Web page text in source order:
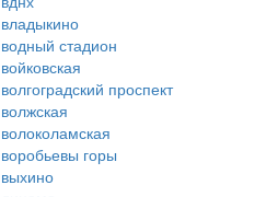
владыкино
водный стадион
войковская
волгоградский проспект
волжская
волоколамская
воробьевы горы
выхино